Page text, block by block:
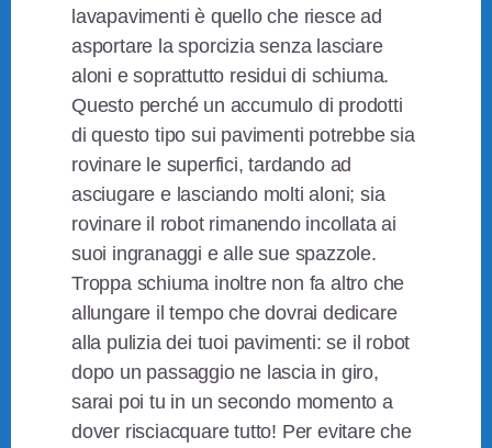
lavapavimenti è quello che riesce ad
asportare la sporcizia senza lasciare
aloni e soprattutto residui di schiuma.
Questo perché un accumulo di prodotti
di questo tipo sui pavimenti potrebbe sia
rovinare le superfici, tardando ad
asciugare e lasciando molti aloni; sia
rovinare il robot rimanendo incollata ai
suoi ingranaggi e alle sue spazzole.
Troppa schiuma inoltre non fa altro che
allungare il tempo che dovrai dedicare
alla pulizia dei tuoi pavimenti: se il robot
dopo un passaggio ne lascia in giro,
sarai poi tu in un secondo momento a
dover risciacquare tutto! Per evitare che